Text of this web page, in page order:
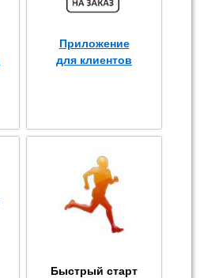
Приложение
для клиентов
Быстрый старт